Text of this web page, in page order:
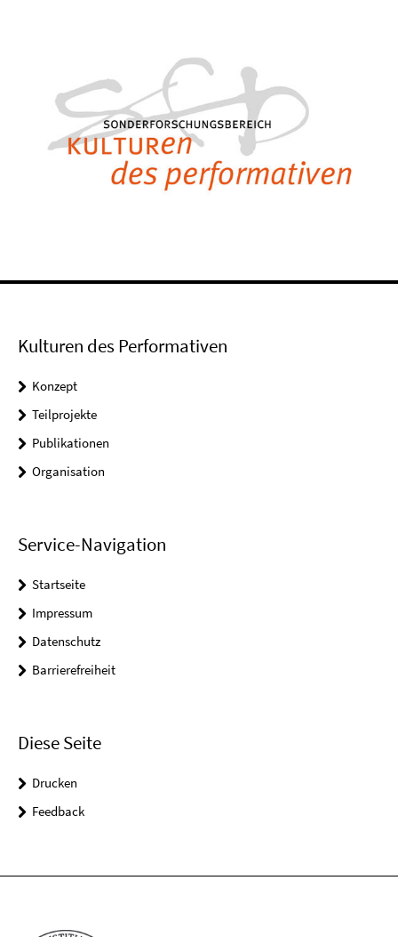
Kulturen des Performativen
Konzept
Teilprojekte
Publikationen
Organisation
Service-Navigation
Startseite
Impressum
Datenschutz
Barrierefreiheit
Diese Seite
Drucken
Feedback